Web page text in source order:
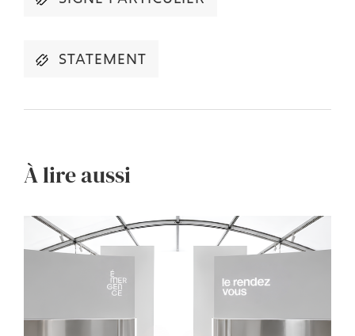
STATEMENT
À lire aussi